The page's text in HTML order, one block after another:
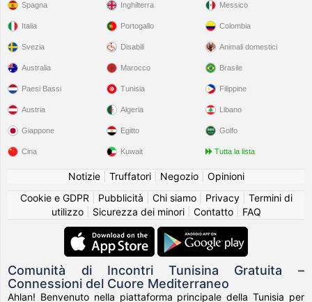
Spagna
Italia
Svezia
Inghilterra
Portogallo
Disabili
Messico
Colombia
Animali domestici
Australia
Paesi Bassi
Austria
Giappone
Cina
Marocco
Tunisia
Algeria
Egitto
Kuwait
Brasile
Filippine
Libano
Golfo
Tutta la lista
Notizie| Truffatori| Negozio| Opinioni
Cookie e GDPR
Pubblicità Chi siamo| Privacy| Termini di
utilizzo| Sicurezza dei minori| Contatto| FAQ
Comunità di Incontri Tunisina Gratuita –
Connessioni del Cuore Mediterraneo
Ahlan! Benvenuto nella piattaforma principale della Tunisia per